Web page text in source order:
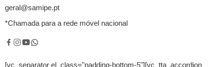
geral@samipe.pt
*Chamada para a rede móvel nacional
[vc_separator el_class="padding-bottom-5"][vc_tta_accordion